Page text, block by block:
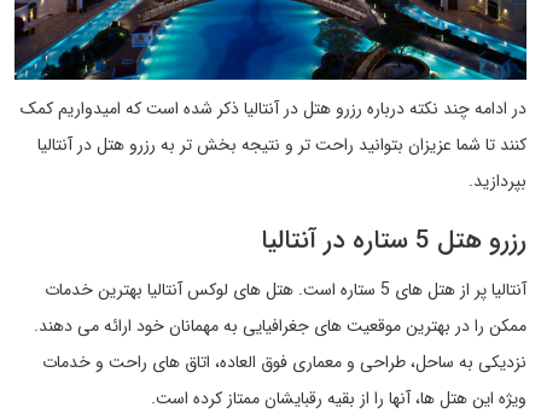
در ادامه چند نکته درباره رزرو هتل در آنتالیا ذکر شده است که امیدواریم کمک
کنند تا شما عزیزان بتوانید راحت تر و نتیجه بخش تر به رزرو هتل در آنتالیا
بپردازید.
رزرو هتل 5 ستاره در آنتالیا
آنتالیا پر از هتل های 5 ستاره است. هتل های لوکس آنتالیا بهترین خدمات
ممکن را در بهترین موقعیت های جغرافیایی به مهمانان خود ارائه می دهند.
نزدیکی به ساحل، طراحی و معماری فوق العاده، اتاق های راحت و خدمات
ویژه این هتل ها، آنها را از بقیه رقبایشان ممتاز کرده است.